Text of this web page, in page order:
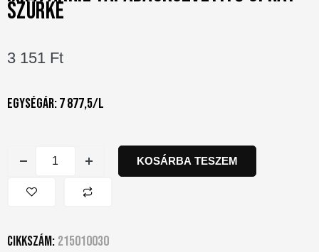
SZÜRKE
3 151 Ft
Egységár: 7 877,5/l
KOSÁRBA TESZEM
Cikkszám: 215010030